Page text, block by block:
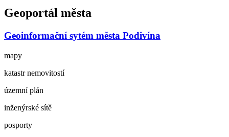
Geoportál města
Geoinformační sytém města Podivína
mapy
katastr nemovitostí
územní plán
inženýrské sítě
posporty